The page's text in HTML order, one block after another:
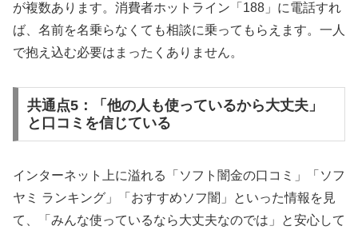
が複数あります。消費者ホットライン「188」に電話すれ
ば、名前を名乗らなくても相談に乗ってもらえます。一人
で抱え込む必要はまったくありません。
共通点5：「他の人も使っているから大丈夫」
と口コミを信じている
インターネット上に溢れる「ソフト闇金の口コミ」「ソフ
ヤミ ランキング」「おすすめソフ闇」といった情報を見
て、「みんな使っているなら大丈夫なのでは」と安心して